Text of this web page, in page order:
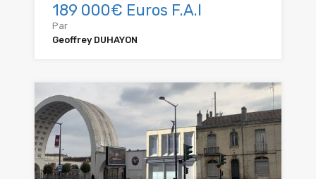
189 000€ Euros F.A.I
Par
Geoffrey DUHAYON